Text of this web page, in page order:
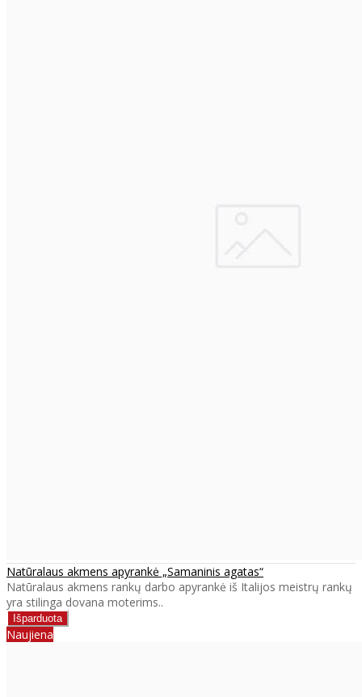
Natūralaus akmens apyrankė „Samaninis agatas“
Natūralaus akmens rankų darbo apyrankė iš Italijos meistrų rankų
yra stilinga dovana moterims..
Naujiena